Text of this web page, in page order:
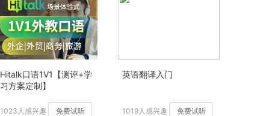
Hitalk口语1V1【测评+学
习方案定制】
1023人感兴趣 免费试听
英语翻译入门
1019人感兴趣 免费试听